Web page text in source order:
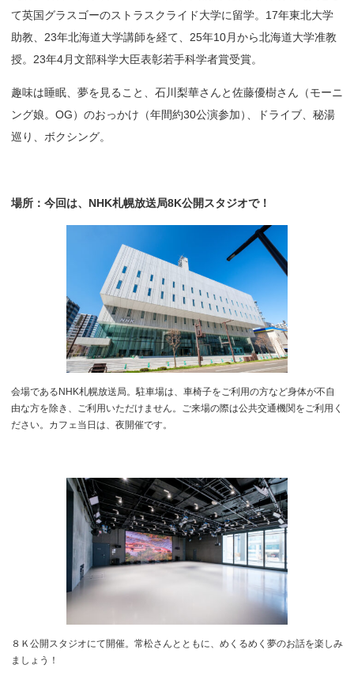
て英国グラスゴーのストラスクライド大学に留学。17年東北大学
助教、23年北海道大学講師を経て、25年10月から北海道大学准教
授。23年4月文部科学大臣表彰若手科学者賞受賞。
趣味は睡眠、夢を見ること、石川梨華さんと佐藤優樹さん（モーニ
ング娘。OG）のおっかけ（年間約30公演参加）
、ドライブ、秘湯
巡り、ボクシング。
場所： 今回は、 NHK札幌放送局8K公開 スタジオで！
会場であるNHK札幌放送局。駐車場は、車椅子をご利用の方など身体が不自
由な方を除き、ご利用いただけません。ご来場の際は公共交通機関をご利用く
ださい。カフェ当日は、夜開催です。
８Ｋ公開スタジオにて開催。常松さんとともに、めくるめく夢のお話を楽しみ
ましょう！